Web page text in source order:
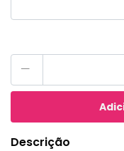
-
Descrição